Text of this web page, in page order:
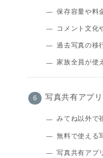
保存容量や料
コメント文化
過去写真の移
家族全員が使
写真共有アプ
みてね以外で
無料で使える
写真共有アプ